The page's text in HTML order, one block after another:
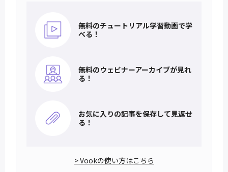
無料のチュートリアル学習動画で学
べる！
無料のウェビナーアーカイブが見れ
る！
お気に入りの記事を保存して見返せ
る！
> Vookの使い方はこちら